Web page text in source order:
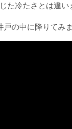
た冷たさとは違い
戸の中に降りてみ